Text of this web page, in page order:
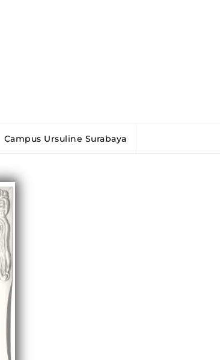
Campus Ursuline Surabaya